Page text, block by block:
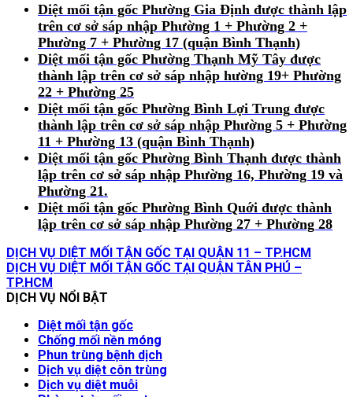
Diệt mối tận gốc Phường Gia Định được thành lập
trên cơ sở sáp nhập Phường 1 + Phường 2 +
Phường 7 + Phường 17 (quận Bình Thạnh)
Diệt mối tận gốc Phường Thạnh Mỹ Tây được
thành lập trên cơ sở sáp nhập hường 19+ Phường
22 + Phường 25
Diệt mối tận gốc Phường Bình Lợi Trung được
thành lập trên cơ sở sáp nhập Phường 5 + Phường
11 + Phường 13 (quận Bình Thạnh)
Diệt mối tận gốc Phường Bình Thạnh được thành
lập trên cơ sở sáp nhập Phường 16, Phường 19 và
Phường 21.
Diệt mối tận gốc Phường Bình Quới được thành
lập trên cơ sở sáp nhập Phường 27 + Phường 28
DỊCH VỤ DIỆT MỐI TẬN GỐC TẠI QUẬN 11 – TP.HCM
DỊCH VỤ DIỆT MỐI TẬN GỐC TẠI QUẬN TÂN PHÚ –
TP.HCM
DỊCH VỤ NỔI BẬT
Diệt mối tận gốc
Chống mối nền móng
Phun trùng bệnh dịch
Dịch vụ diệt côn trùng
Dịch vụ diệt muỗi